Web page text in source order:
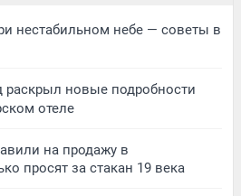
нестабильном небе — советы в
раскрыл новые подробности
отеле
на продажу в
просят за стакан 19 века